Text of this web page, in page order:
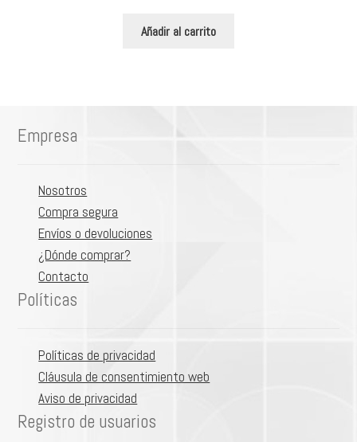
Añadir al carrito
Empresa
Nosotros
Compra segura
Envíos o devoluciones
¿Dónde comprar?
Contacto
Políticas
Políticas de privacidad
Cláusula de consentimiento web
Aviso de privacidad
Registro de usuarios